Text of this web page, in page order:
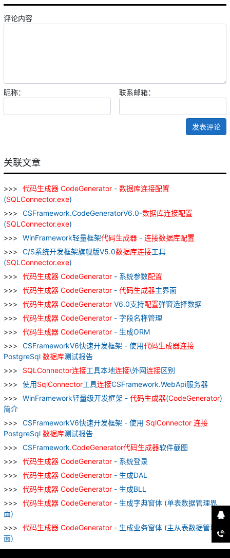
评论内容
昵称： 联系邮箱：
发表评论
关联文章
代码生成器 CodeGenerator - 数据库连接配置
(SQLConnector.exe)
CSFramework.CodeGeneratorV6.0-数据库连接配置
(SQLConnector.exe)
WinFramework轻量框架代码生成器 - 连接数据库配置
C/S系统开发框架旗舰版V5.0数据库连接工具
(SQLConnector.exe)
代码生成器 CodeGenerator - 系统参数配置
代码生成器 CodeGenerator - 代码生成器主界面
代码生成器 CodeGenerator V6.0支持配置弹窗选择数据
代码生成器 CodeGenerator - 字段名称管理
代码生成器 CodeGenerator - 生成ORM
CSFrameworkV6快速开发框架 - 使用代码生成器连接
PostgreSql 数据库测试报告
SQLConnector连接工具本地连接\外网连接区别
使用SqlConnector工具连接CSFramework.WebApi服务器
WinFramework轻量级开发框架 - 代码生成器(CodeGenerator)
简介
CSFrameworkV6快速开发框架 - 使用 SqlConnector 连接
PostgreSql 数据库测试报告
CSFramework.CodeGenerator代码生成器软件截图
代码生成器 CodeGenerator - 系统登录
代码生成器 CodeGenerator - 生成DAL
代码生成器 CodeGenerator - 生成BLL
代码生成器 CodeGenerator - 生成字典窗体 (单表数据管理界
面)
代码生成器 CodeGenerator - 生成业务窗体 (主从表数据管理界
面)